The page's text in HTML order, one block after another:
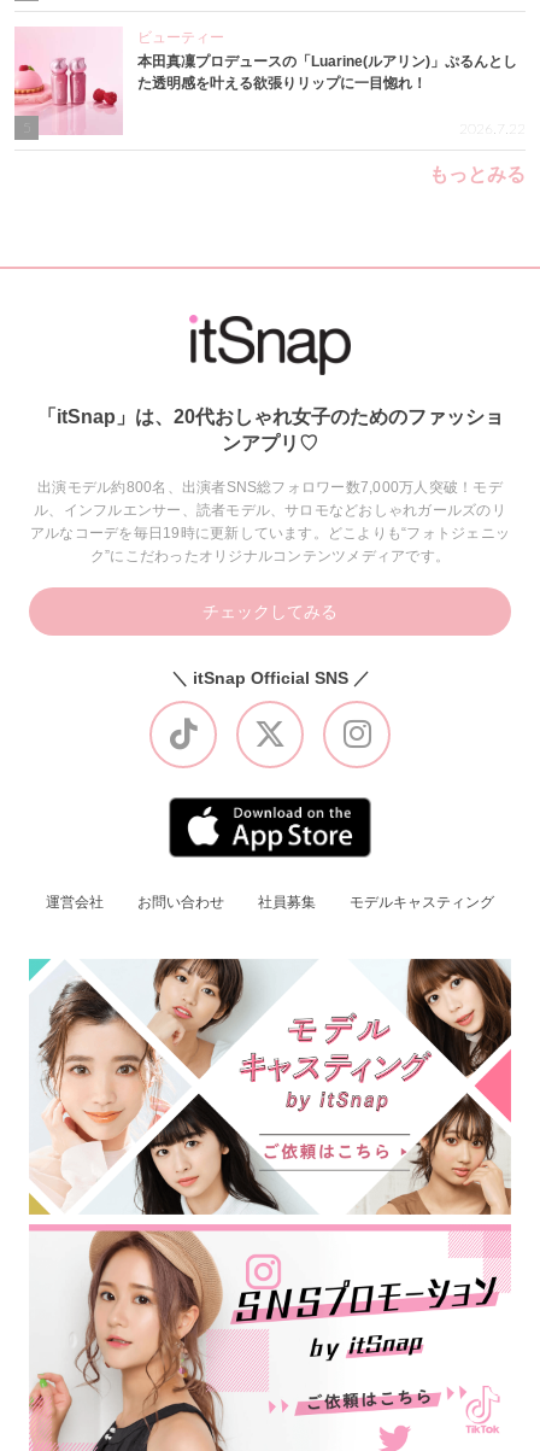
ビューティー
本田真凜プロデュースの「Luarine(ルアリン)」ぷるんとし
た透明感を叶える欲張りリップに一目惚れ！
2026.7.22
もっとみる
「itSnap」は、20代おしゃれ女子のためのファッショ
ンアプリ♡
出演モデル約800名、出演者SNS総フォロワー数7,000万人突破！モデ
ル、インフルエンサー、読者モデル、サロモなどおしゃれガールズのリ
アルなコーデを毎日19時に更新しています。どこよりも“フォトジェニッ
ク”にこだわったオリジナルコンテンツメディアです。
チェックしてみる
＼ itSnap Official SNS ／
運営会社 お問い合わせ 社員募集 モデルキャスティング